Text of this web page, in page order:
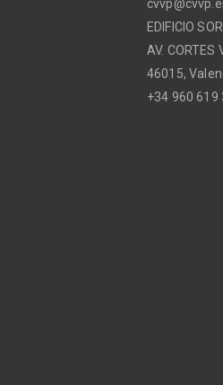
EDIFICIO
AV. CORTES
46015,
+34 960 619